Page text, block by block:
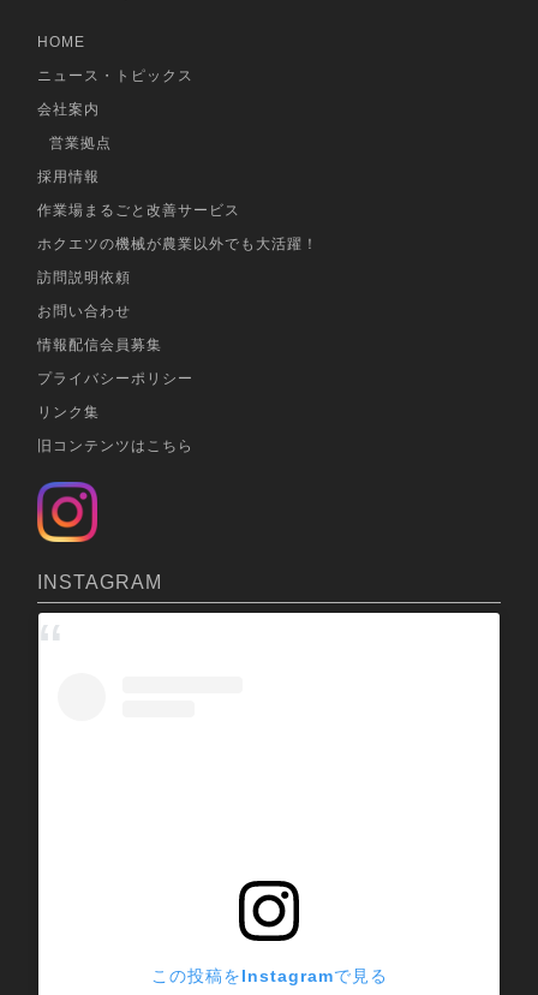
HOME
ニュース・トピックス
会社案内
営業拠点
採用情報
作業場まるごと改善サービス
ホクエツの機械が農業以外でも大活躍！
訪問説明依頼
お問い合わせ
情報配信会員募集
プライバシーポリシー
リンク集
旧コンテンツはこちら
INSTAGRAM
この投稿をInstagramで見る